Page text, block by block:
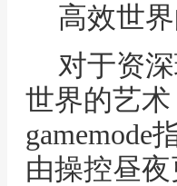
高效世
对于资
世界的艺
gamemode
由操控昼